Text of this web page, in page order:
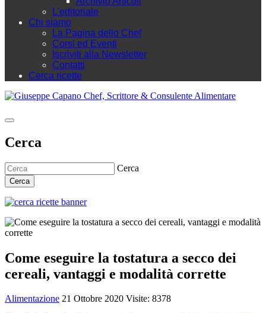
L'editoriale
Chi siamo
La Pagina dello Chef
Corsi ed Eventi
Iscriviti alla Newsletter
Contatti
Cerca ricette
Cerca
Cerca
Cerca
Come eseguire la tostatura a secco dei
cereali, vantaggi e modalità corrette
Alimentazione 21 Ottobre 2020 Visite: 8378